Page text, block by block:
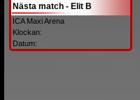
Nästa match - Elit B
ICA Maxi Arena
Klockan:
Datum: